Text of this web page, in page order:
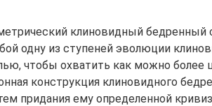
клиновидный бедренный
одну из ступеней эволюции
чтобы охватить как можно
конструкция клиновидного
придания ему определенной